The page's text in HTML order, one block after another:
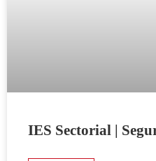
IES Sectorial |